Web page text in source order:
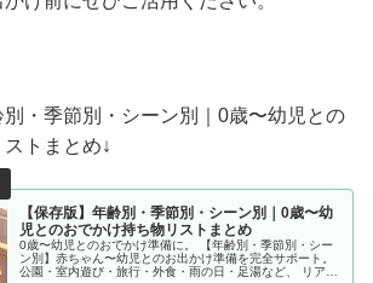
・季節別・シーン別｜0歳〜幼児との
トまとめ↓
【保存版】年齢別・季節別・シーン別｜0歳〜幼
児とのおでかけ持ち物リストまとめ
0歳〜幼児とのおでかけ準備に。 【年齢別・季節別・シー
ン別】赤ちゃん〜幼児とのお出かけ準備を完全サポート。
公園・室内遊び・旅行・外食・雨の日・足湯など、 リアル